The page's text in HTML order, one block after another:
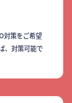
対策をご希望
、対策可能で